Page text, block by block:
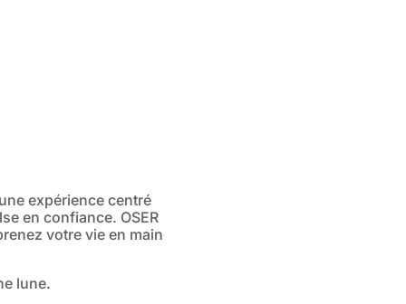
expérience centré
en confiance. OSER
votre vie en main
lune.